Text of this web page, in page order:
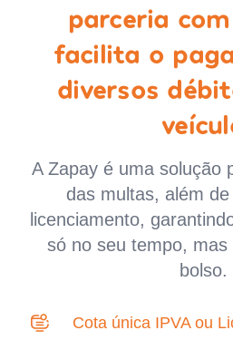
parceria
facilita o
diversos
A Zapay é uma solução
das multas, além
licenciamento,
só no seu tempo,
bolso.
Cota única IPVA ou